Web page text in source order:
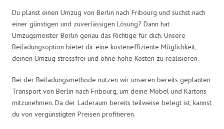
Du planst einen Umzug von Berlin nach Fribourg und suchst nach
einer günstigen und zuverlässigen Lösung? Dann hat
Umzugsmeister Berlin genau das Richtige für dich: Unsere
Beiladungsoption bietet dir eine kosteneffiziente Möglichkeit,
deinen Umzug stressfrei und ohne hohe Kosten zu realisieren.
Bei der Beiladungsmethode nutzen wir unseren bereits geplanten
Transport von Berlin nach Fribourg, um deine Möbel und Kartons
mitzunehmen. Da der Laderaum bereits teilweise belegt ist, kannst
du von vergünstigten Preisen profitieren.